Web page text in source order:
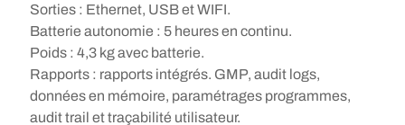
Sorties : Ethernet, USB et WIFI.
Batterie autonomie : 5 heures en continu.
Poids : 4,3 kg avec batterie.
Rapports : rapports intégrés. GMP, audit logs,
données en mémoire, paramétrages programmes,
audit trail et traçabilité utilisateur.